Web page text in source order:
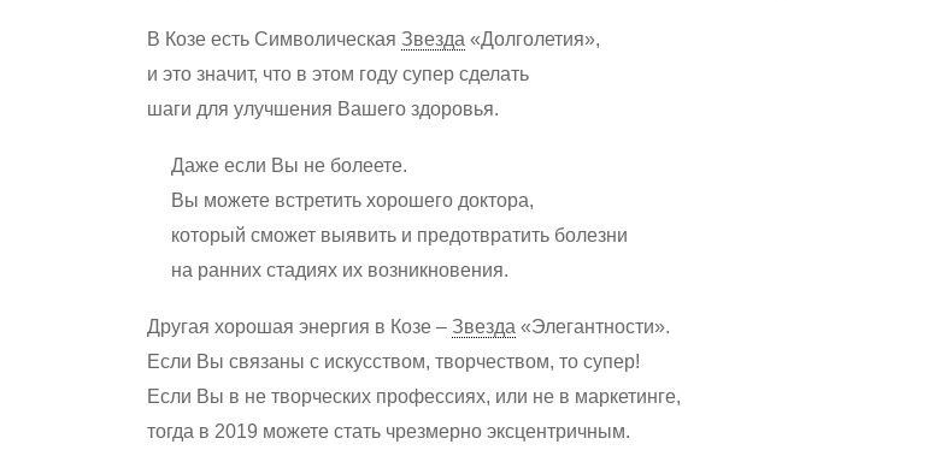
Hit enter to search or ESC to close
В Козе есть Символическая Звезда «Долголетия»,
и это значит, что в этом году супер сделать
шаги для улучшения Вашего здоровья.
Даже если Вы не болеете.
Вы можете встретить хорошего доктора,
который сможет выявить и предотвратить болезни
на ранних стадиях их возникновения.
Другая хорошая энергия в Козе – Звезда «Элегантности».
Если Вы связаны с искусством, творчеством, то супер!
Если Вы в не творческих профессиях, или не в маркетинге,
тогда в 2019 можете стать чрезмерно эксцентричным.